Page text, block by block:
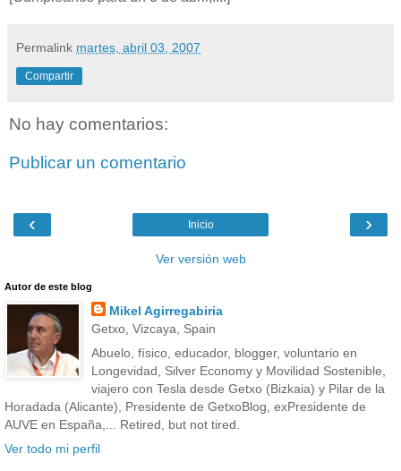
Permalink martes, abril 03, 2007
Compartir
No hay comentarios:
Publicar un comentario
‹ ›
Inicio
Ver versión web
Autor de este blog
Mikel Agirregabiria
Getxo, Vizcaya, Spain
Abuelo, físico, educador, blogger, voluntario en
Longevidad, Silver Economy y Movilidad Sostenible,
viajero con Tesla desde Getxo (Bizkaia) y Pilar de la
Horadada (Alicante), Presidente de GetxoBlog, exPresidente de
AUVE en España,... Retired, but not tired.
Ver todo mi perfil